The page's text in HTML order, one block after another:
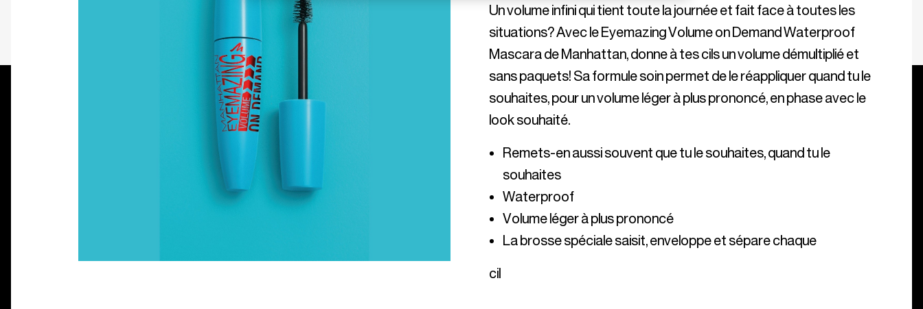
Un volume infini qui tient toute la journée et fait face à toutes les
situations? Avec le Eyemazing Volume on Demand Waterproof
Mascara de Manhattan, donne à tes cils un volume démultiplié et
sans paquets! Sa formule soin permet de le réappliquer quand tu le
souhaites, pour un volume léger à plus prononcé, en phase avec le
Remets-en aussi souvent que tu le souhaites, quand tu le
cil